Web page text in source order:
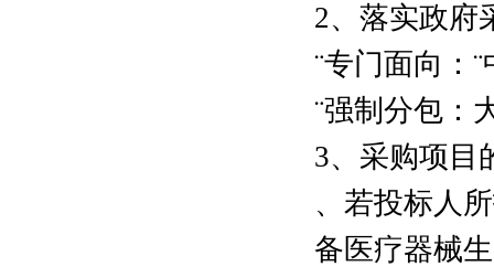
2、落实政府
¨专门面向：
¨强制分包：
3、采购项目
、若投标人
备医疗器械